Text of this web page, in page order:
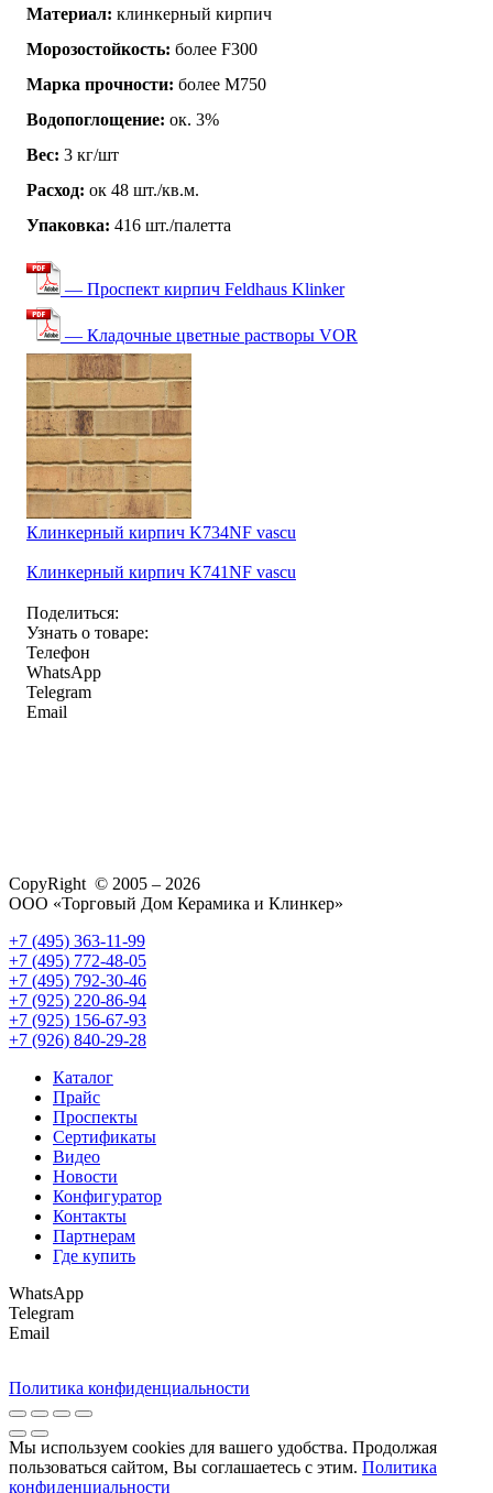
Материал: клинкерный кирпич
Морозостойкость: более F300
Марка прочности: более М750
Водопоглощение: ок. 3%
Вес: 3 кг/шт
Расход: ок 48 шт./кв.м.
Упаковка: 416 шт./палетта
— Проспект кирпич Feldhaus Klinker
— Кладочные цветные растворы VOR
Клинкерный кирпич K734NF vascu
Клинкерный кирпич K741NF vascu
Поделиться:
Узнать о товаре:
Телефон
WhatsApp
Telegram
Email
CopyRight © 2005 – 2026
ООО «Торговый Дом Керамика и Клинкер»
+7 (495) 363-11-99
+7 (495) 772-48-05
+7 (495) 792-30-46
+7 (925) 220-86-94
+7 (925) 156-67-93
+7 (926) 840-29-28
Каталог
Прайс
Проспекты
Сертификаты
Видео
Новости
Конфигуратор
Контакты
Партнерам
Где купить
WhatsApp
Telegram
Email
Политика конфиденциальности
Мы используем cookies для вашего удобства. Продолжая
пользоваться сайтом, Вы соглашаетесь с этим. Политика
конфиденциальности